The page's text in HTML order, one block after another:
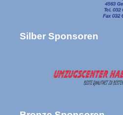
Silber Sponsoren